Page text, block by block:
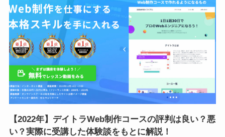
【2022年】デイトラWeb制作コースの評判は良い？悪
い？実際に受講した体験談をもとに解説！